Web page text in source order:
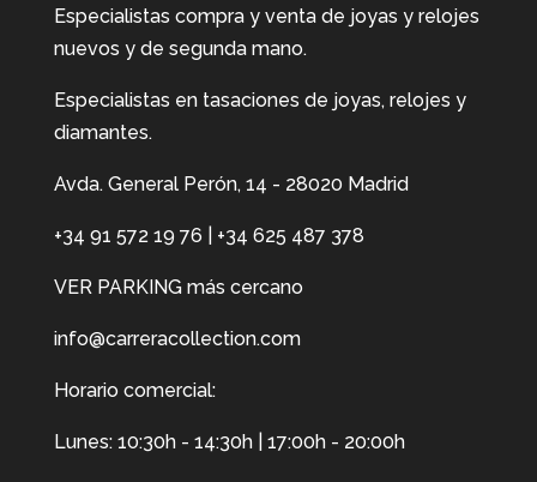
Especialistas compra y venta de joyas y relojes
nuevos y de segunda mano.
Especialistas en tasaciones de joyas, relojes y
diamantes.
Avda. General Perón, 14 - 28020 Madrid
+34 91 572 19 76 +34 625 487 378
VER PARKING más cercano
info@carreracollection.com
Horario comercial:
Lunes: 10:30h - 14:30h | 17:00h - 20:00h